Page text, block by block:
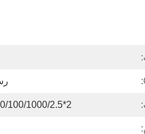
2*10/100/1000/2.5 جيجابت في الثانية لان